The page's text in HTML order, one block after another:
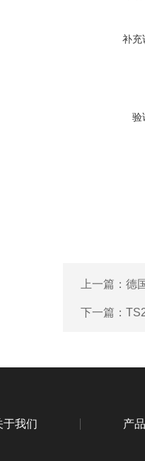
补充
验
上一篇： 德
下一篇：
于我们 产